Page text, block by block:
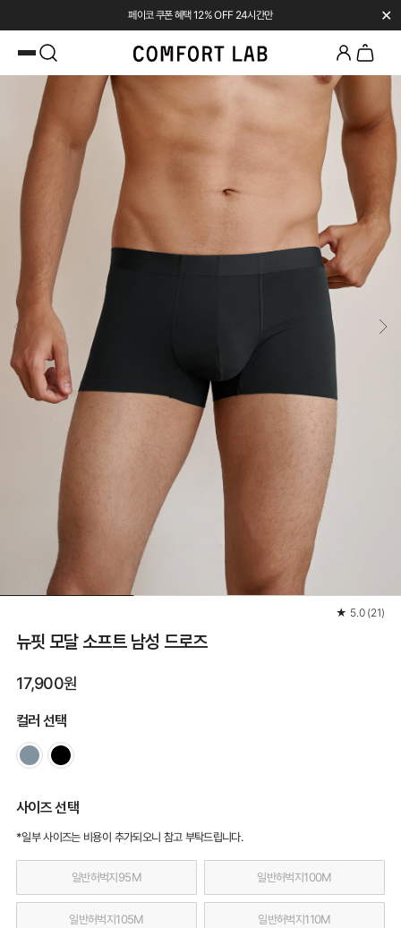
페이코 쿠폰 혜택 12% OFF 24시간만 ✕
★ 5.0 (21)
뉴핏 모달 소프트 남성 드로즈
17,900원
컬러 선택
사이즈 선택
*일부 사이즈는 비용이 추가되오니 참고 부탁드립니다.
일반허벅지95M 일반허벅지100M
일반허벅지105M 일반허벅지110M